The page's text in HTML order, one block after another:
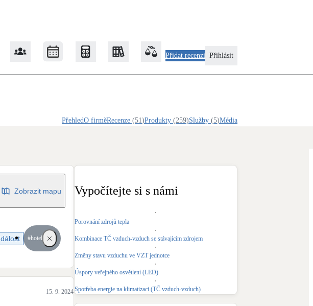
Přidat recenzi Přihlásit
Obálka budovy
Tepelná čerpadla na chlazení
Rekonstrukce
Novostavby
Kamna / krby
Doplňkové zdroje vytápění
PřehledO firměRecenze (51)Produkty (259)Služby (5)Média
Zobrazit mapu
#hotel
15. 9. 2024
Vypočítejte si s námi
Porovnání zdrojů tepla
Kombinace TČ vzduch-vzduch se stávajícím zdrojem
Změny stavu vzduchu ve VZT jednotce
Úspory veřejného osvětlení (LED)
Spotřeba energie na klimatizaci (TČ vzduch-vzduch)